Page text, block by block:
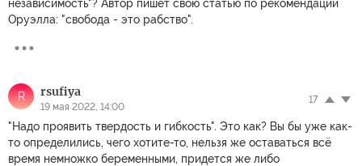
независимость"? Автор пишет свою статью по рекомендации
Оруэлла: "свобода - это рабство".
R rsufiya
19 мая 2022, 14:00
17
"Надо проявить твердость и гибкость". Это как? Вы бы уже как-
то определились, чего хотите-то, нельзя же оставаться всё
время немножко беременными, придется же либо